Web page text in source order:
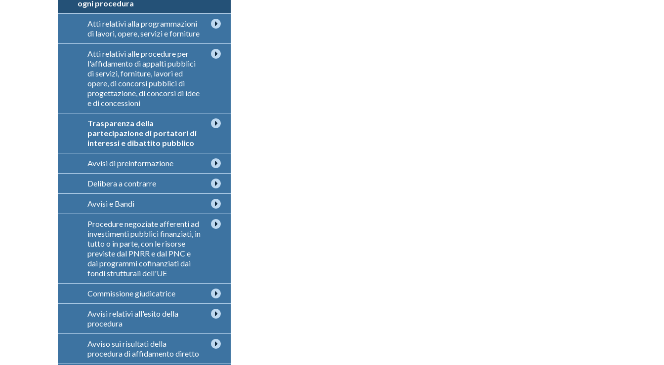
ogni procedura
Atti relativi alla programmazioni
di lavori, opere, servizi e forniture
Atti relativi alle procedure per
l'affidamento di appalti pubblici
di servizi, forniture, lavori ed
opere, di concorsi pubblici di
progettazione, di concorsi di idee
e di concessioni
Trasparenza della
partecipazione di portatori di
interessi e dibattito pubblico
Avvisi di preinformazione
Delibera a contrarre
Avvisi e Bandi
Procedure negoziate afferenti ad
investimenti pubblici finanziati, in
tutto o in parte, con le risorse
previste dal PNRR e dal PNC e
dai programmi cofinanziati dai
fondi strutturali dell'UE
Commissione giudicatrice
Avvisi relativi all'esito della
procedura
Avviso sui risultati della
procedura di affidamento diretto